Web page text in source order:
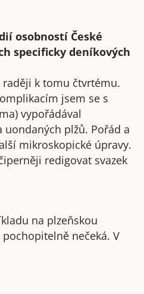
osobností České
specificky deníkových
k tomu čtvrtému.
jsem se s
vypořádával
plžů. Pořád a
mikroskopické úpravy.
redigovat svazek
na plzeňskou
nečeká. V